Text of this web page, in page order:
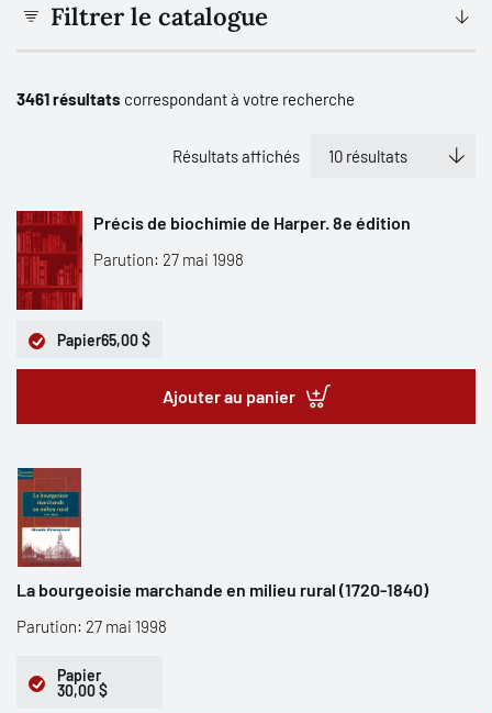
Filtrer le catalogue
3461 résultats correspondant à votre recherche
Résultats affichés
Précis de biochimie de Harper. 8e édition
Parution: 27 mai 1998
Papier65,00 $
Ajouter au panier
La bourgeoisie marchande en milieu rural (1720-1840)
Parution: 27 mai 1998
Papier
30,00 $